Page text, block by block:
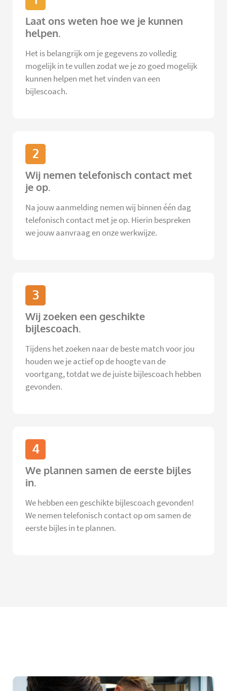
Laat ons weten hoe we je kunnen
helpen.
Het is belangrijk om je gegevens zo volledig
mogelijk in te vullen zodat we je zo goed mogelijk
kunnen helpen met het vinden van een
bijlescoach.
2
Wij nemen telefonisch contact met
je op.
Na jouw aanmelding nemen wij binnen één dag
telefonisch contact met je op. Hierin bespreken
we jouw aanvraag en onze werkwijze.
3
Wij zoeken een geschikte
bijlescoach.
Tijdens het zoeken naar de beste match voor jou
houden we je actief op de hoogte van de
voortgang, totdat we de juiste bijlescoach hebben
gevonden.
4
We plannen samen de eerste bijles
in.
We hebben een geschikte bijlescoach gevonden!
We nemen telefonisch contact op om samen de
eerste bijles in te plannen.